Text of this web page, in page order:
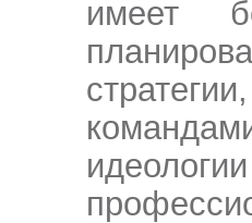
имеет